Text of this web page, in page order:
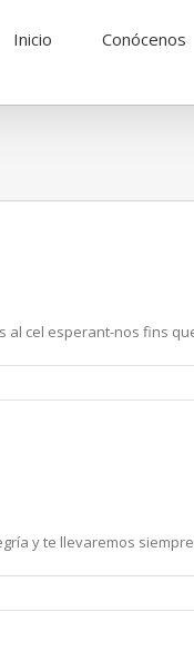
Inicio Conócenos
al cel esperant-nos fins
y te llevaremos